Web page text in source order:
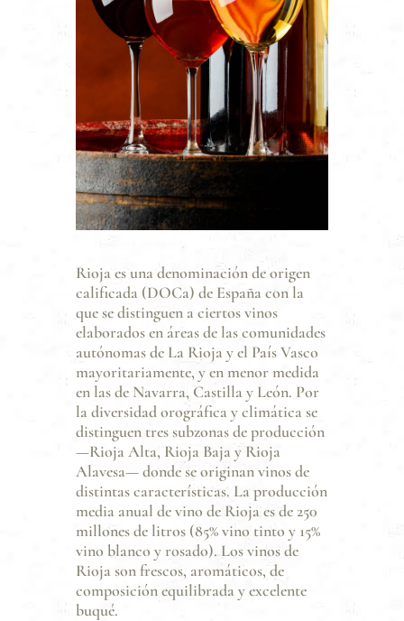
Rioja es una denominación de origen
calificada (DOCa) de España con la
que se distinguen a ciertos vinos
elaborados en áreas de las comunidades
autónomas de La Rioja y el País Vasco
mayoritariamente, y en menor medida
en las de Navarra, Castilla y León. Por
la diversidad orográfica y climática se
distinguen tres subzonas de producción
—Rioja Alta, Rioja Baja y Rioja
Alavesa— donde se originan vinos de
distintas características. La producción
media anual de vino de Rioja es de 250
millones de litros (85% vino tinto y 15%
vino blanco y rosado). Los vinos de
Rioja son frescos, aromáticos, de
composición equilibrada y excelente
buqué.